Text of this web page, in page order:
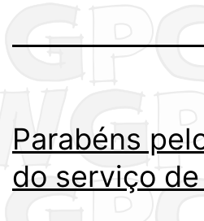
Parabéns
do serviço